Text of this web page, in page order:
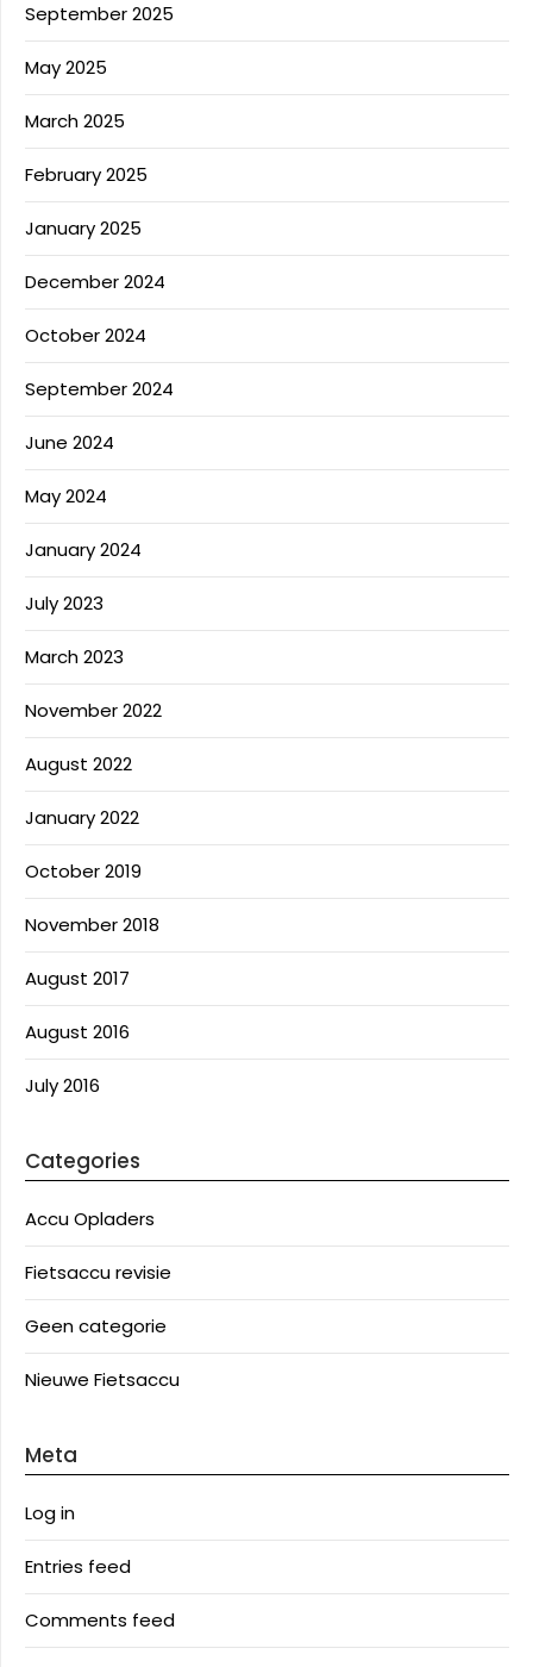
September 2025
May 2025
March 2025
February 2025
January 2025
December 2024
October 2024
September 2024
June 2024
May 2024
January 2024
July 2023
March 2023
November 2022
August 2022
January 2022
October 2019
November 2018
August 2017
August 2016
July 2016
Categories
Accu Opladers
Fietsaccu revisie
Geen categorie
Nieuwe Fietsaccu
Meta
Log in
Entries feed
Comments feed